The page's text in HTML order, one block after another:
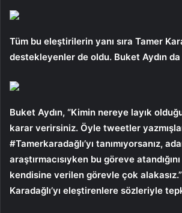
Tüm bu eleştirilerin yanı sıra Tamer
destekleyenler de oldu. Buket Aydın
Buket Aydın, “Kimin nereye layık
karar verirsiniz. Öyle tweetler
#Tamerkaradağlı’yı tanımıyorsanız,
araştırmacısıyken bu göreve
kendisine verilen görevle çok
Karadağlı’yı eleştirenlere sözleriyle